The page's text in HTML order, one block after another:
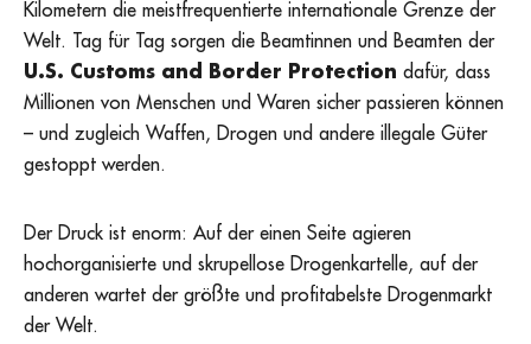
Kilometern die meistfrequentierte internationale Grenze der
Welt. Tag für Tag sorgen die Beamtinnen und Beamten der
U.S. Customs and Border Protection dafür, dass
Millionen von Menschen und Waren sicher passieren können
– und zugleich Waffen, Drogen und andere illegale Güter
gestoppt werden.
Der Druck ist enorm: Auf der einen Seite agieren
hochorganisierte und skrupellose Drogenkartelle, auf der
anderen wartet der größte und profitabelste Drogenmarkt
der Welt.